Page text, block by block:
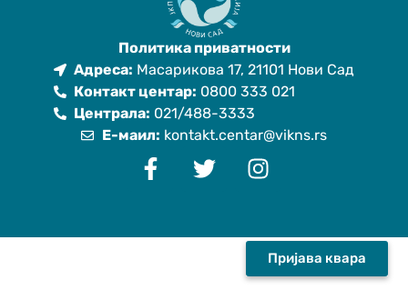
Пријава квара
Политика приватности
Адреса: Масарикова 17, 21101 Нови Сад
Контакт центар: 0800 333 021
Централа: 021/488-3333
Е-маил: kontakt.centar@vikns.rs